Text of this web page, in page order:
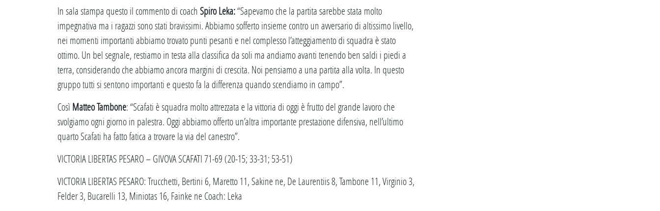
In sala stampa questo il commento di coachSpiro Leka:“Sapevamo che la partita sarebbe stata molto
impegnativa ma i ragazzi sono stati bravissimi. Abbiamo sofferto insieme contro un avversario di altissimo livello,
nei momenti importanti abbiamo trovato punti pesanti e nel complesso l’atteggiamento di squadra è stato
ottimo. Un bel segnale, restiamo in testa alla classifica da soli ma andiamo avanti tenendo ben saldi i piedi a
terra, considerando che abbiamo ancora margini di crescita. Noi pensiamo a una partita alla volta. In questo
gruppo tutti si sentono importanti e questo fa la differenza quando scendiamo in campo”.
Così Matteo Tambone: “Scafati è squadra molto attrezzata e la vittoria di oggi è frutto del grande lavoro che
svolgiamo ogni giorno in palestra. Oggi abbiamo offerto un’altra importante prestazione difensiva, nell’ultimo
quarto Scafati ha fatto fatica a trovare la via del canestro”.
VICTORIA LIBERTAS PESARO – GIVOVA SCAFATI 71-69 (20-15; 33-31; 53-51)
VICTORIA LIBERTAS PESARO: Trucchetti, Bertini 6, Maretto 11, Sakine ne, De Laurentiis 8, Tambone 11, Virginio 3,
Felder 3, Bucarelli 13, Miniotas 16, Fainke ne Coach: Leka